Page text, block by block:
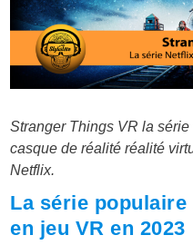
Stranger Things VR la
casque de réalité réalité
Netflix.
La série
en jeu VR en 2023